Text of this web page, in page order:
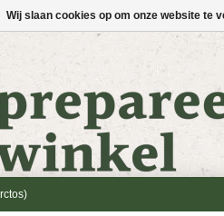
Wij slaan cookies op om onze website te